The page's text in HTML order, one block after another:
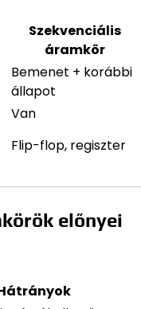
Szekvenciális
áramkör
Bemenet + korábbi
állapot
Van
Flip-flop, regiszter
előnyei